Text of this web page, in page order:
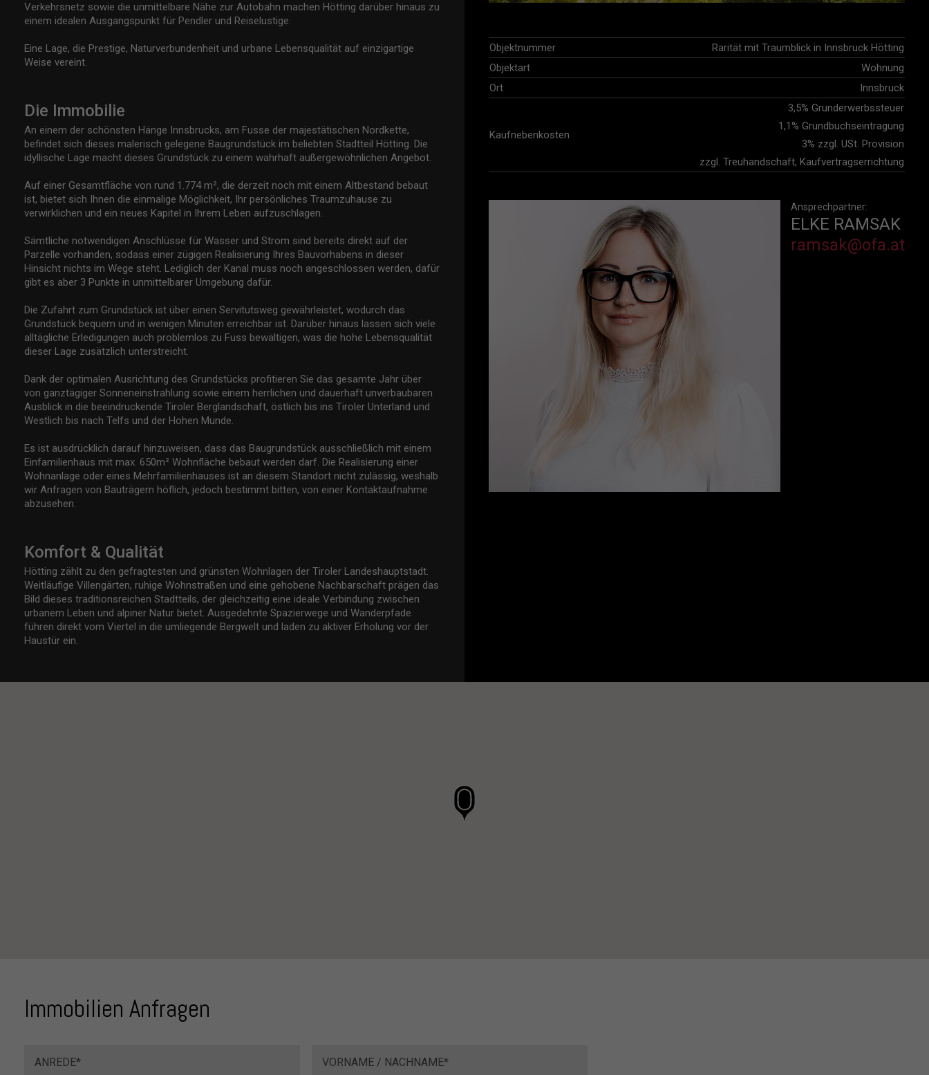
Verkehrsnetz sowie die unmittelbare Nähe zur Autobahn machen Hötting darüber hinaus zu
einem idealen Ausgangspunkt für Pendler und Reiselustige.
Eine Lage, die Prestige, Naturverbundenheit und urbane Lebensqualität auf einzigartige
Weise vereint.
Die Immobilie
An einem der schönsten Hänge Innsbrucks, am Fusse der majestätischen Nordkette,
befindet sich dieses malerisch gelegene Baugrundstück im beliebten Stadtteil Hötting. Die
idyllische Lage macht dieses Grundstück zu einem wahrhaft außergewöhnlichen Angebot.
Auf einer Gesamtfläche von rund 1.774 m², die derzeit noch mit einem Altbestand bebaut
ist, bietet sich Ihnen die einmalige Möglichkeit, Ihr persönliches Traumzuhause zu
verwirklichen und ein neues Kapitel in Ihrem Leben aufzuschlagen.
Sämtliche notwendigen Anschlüsse für Wasser und Strom sind bereits direkt auf der
Parzelle vorhanden, sodass einer zügigen Realisierung Ihres Bauvorhabens in dieser
Hinsicht nichts im Wege steht. Lediglich der Kanal muss noch angeschlossen werden, dafür
gibt es aber 3 Punkte in unmittelbarer Umgebung dafür.
Die Zufahrt zum Grundstück ist über einen Servitutsweg gewährleistet, wodurch das
Grundstück bequem und in wenigen Minuten erreichbar ist. Darüber hinaus lassen sich viele
alltägliche Erledigungen auch problemlos zu Fuss bewältigen, was die hohe Lebensqualität
dieser Lage zusätzlich unterstreicht.
Dank der optimalen Ausrichtung des Grundstücks profitieren Sie das gesamte Jahr über
von ganztägiger Sonneneinstrahlung sowie einem herrlichen und dauerhaft unverbaubaren
Ausblick in die beeindruckende Tiroler Berglandschaft, östlich bis ins Tiroler Unterland und
Westlich bis nach Telfs und der Hohen Munde.
Es ist ausdrücklich darauf hinzuweisen, dass das Baugrundstück ausschließlich mit einem
Einfamilienhaus mit max. 650m² Wohnfläche bebaut werden darf. Die Realisierung einer
Wohnanlage oder eines Mehrfamilienhauses ist an diesem Standort nicht zulässig, weshalb
wir Anfragen von Bauträgern höflich, jedoch bestimmt bitten, von einer Kontaktaufnahme
abzusehen.
Komfort & Qualität
Hötting zählt zu den gefragtesten und grünsten Wohnlagen der Tiroler Landeshauptstadt.
Weitläufige Villengärten, ruhige Wohnstraßen und eine gehobene Nachbarschaft prägen das
Bild dieses traditionsreichen Stadtteils, der gleichzeitig eine ideale Verbindung zwischen
urbanem Leben und alpiner Natur bietet. Ausgedehnte Spazierwege und Wanderpfade
führen direkt vom Viertel in die umliegende Bergwelt und laden zu aktiver Erholung vor der
Haustür ein.
Objektnummer
Rarität mit Traumblick in Innsbruck Hötting
Objektart
Wohnung
Ort
Innsbruck
Kaufnebenkosten
3,5% Grunderwerbssteuer
1,1% Grundbuchseintragung
3% zzgl. USt. Provision
zzgl. Treuhandschaft, Kaufvertragserrichtung
Ansprechpartner:
ELKE RAMSAK
ramsak@ofa.at
Immobilien Anfragen